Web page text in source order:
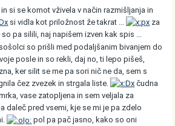
si se komot vživela v način razmišljanja in
si vidla kot priložnost že takrat ...
za
so pa silili, naj napišem izven kak spis ...
so prišli med podaljšanim bivanjem do
posle in so rekli, daj no, ti lepo pišeš,
ker silit se me pa sori nič ne da, sem s
čez zvezek in strgala liste.
čudna
vase zatopljena in sem veljala za
daleč pred vsemi, kje se mi je pa zdelo
pol pa pač jasno, kako so oni